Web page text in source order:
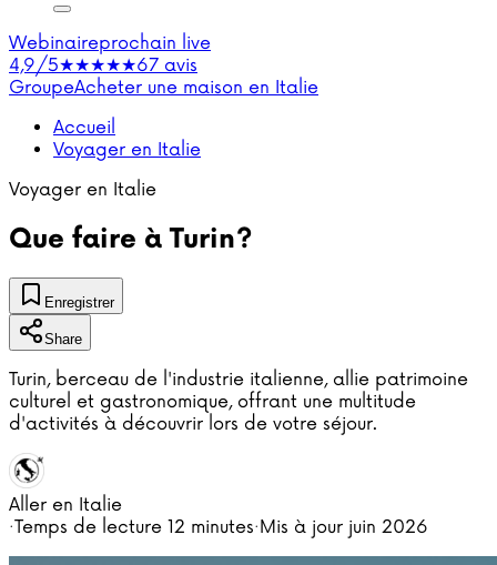
Webinaireprochain live
4,9/5★★★★★67 avis
GroupeAcheter une maison en Italie
Accueil
Voyager en Italie
Voyager en Italie
Que faire à Turin?
Enregistrer
Share
Turin, berceau de l'industrie italienne, allie patrimoine
culturel et gastronomique, offrant une multitude
d'activités à découvrir lors de votre séjour.
Aller en Italie
·Temps de lecture 12 minutes·Mis à jour juin 2026